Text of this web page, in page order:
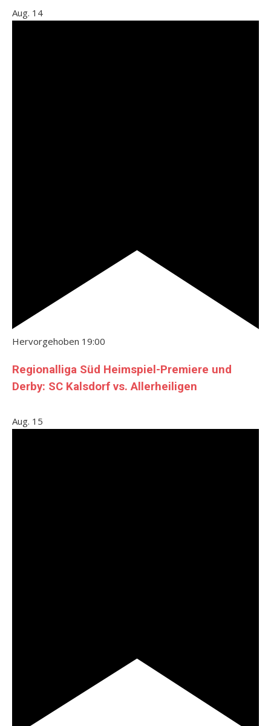
Aug. 14
Hervorgehoben 19:00
Regionalliga Süd Heimspiel-Premiere und
Derby: SC Kalsdorf vs. Allerheiligen
Aug. 15